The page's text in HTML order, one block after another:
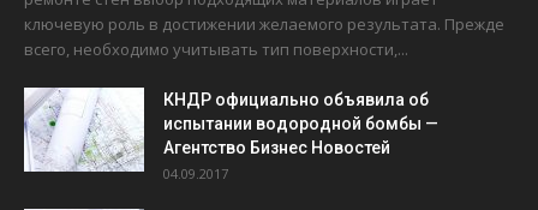
ключевую роль в достижении желаемого результата. Прежде
всего, необходимо учитывать тип поверхности,...
КНДР официально объявила об
испытании водородной бомбы —
Агентство Бизнес Новостей
04.09.2017